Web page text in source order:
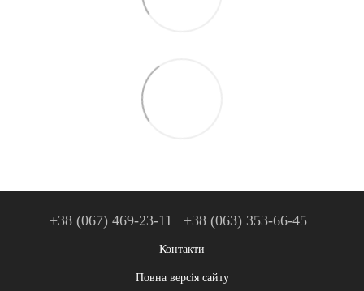
+38 (067) 469-23-11 +38 (063) 353-66-45
Контакти
Повна версія сайту